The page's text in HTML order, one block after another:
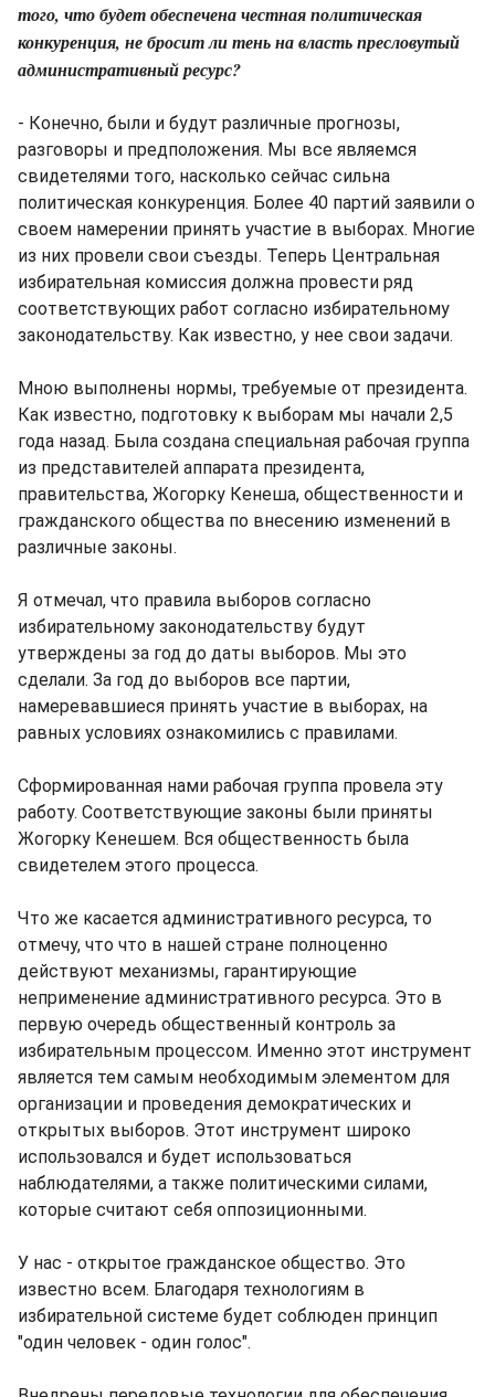
того, что будет обеспечена честная политическая
конкуренция, не бросит ли тень на власть пресловутый
административный ресурс?
- Конечно, были и будут различные прогнозы,
разговоры и предположения. Мы все являемся
свидетелями того, насколько сейчас сильна
политическая конкуренция. Более 40 партий заявили о
своем намерении принять участие в выборах. Многие
из них провели свои съезды. Теперь Центральная
избирательная комиссия должна провести ряд
соответствующих работ согласно избирательному
законодательству. Как известно, у нее свои задачи.
Мною выполнены нормы, требуемые от президента.
Как известно, подготовку к выборам мы начали 2,5
года назад. Была создана специальная рабочая группа
из представителей аппарата президента,
правительства, Жогорку Кенеша, общественности и
гражданского общества по внесению изменений в
различные законы.
Я отмечал, что правила выборов согласно
избирательному законодательству будут
утверждены за год до даты выборов. Мы это
сделали. За год до выборов все партии,
намеревавшиеся принять участие в выборах, на
равных условиях ознакомились с правилами.
Сформированная нами рабочая группа провела эту
работу. Соответствующие законы были приняты
Жогорку Кенешем. Вся общественность была
свидетелем этого процесса.
Что же касается административного ресурса, то
отмечу, что что в нашей стране полноценно
действуют механизмы, гарантирующие
неприменение административного ресурса. Это в
первую очередь общественный контроль за
избирательным процессом. Именно этот инструмент
является тем самым необходимым элементом для
организации и проведения демократических и
открытых выборов. Этот инструмент широко
использовался и будет использоваться
наблюдателями, а также политическими силами,
которые считают себя оппозиционными.
У нас - открытое гражданское общество. Это
известно всем. Благодаря технологиям в
избирательной системе будет соблюден принцип
"один человек - один голос".